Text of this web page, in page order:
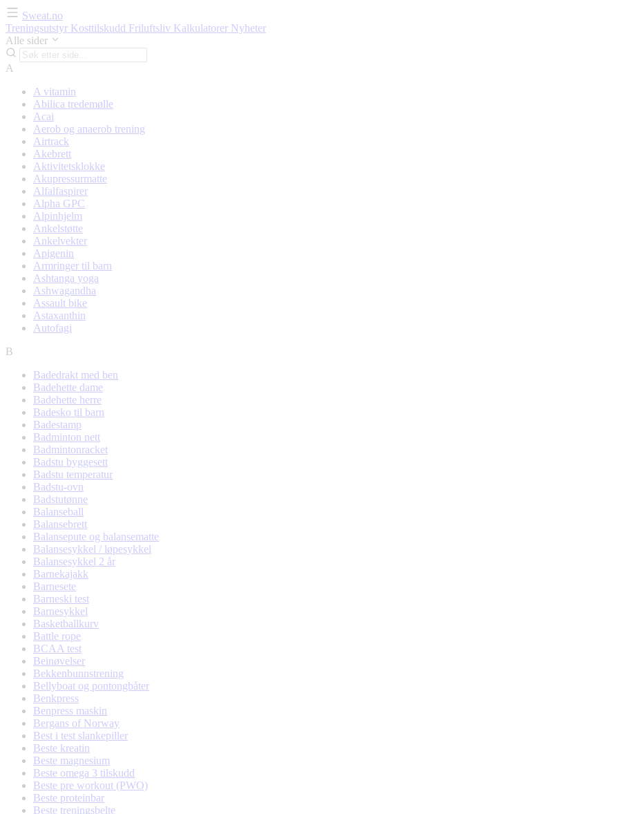
Sweat.no
Treningsutstyr Kosttilskudd Friluftsliv Kalkulatorer Nyheter
Alle sider
A
A vitamin
Abilica tredemølle
Acai
Aerob og anaerob trening
Airtrack
Akebrett
Aktivitetsklokke
Akupressurmatte
Alfalfaspirer
Alpha GPC
Alpinhjelm
Ankelstøtte
Ankelvekter
Apigenin
Armringer til barn
Ashtanga yoga
Ashwagandha
Assault bike
Astaxanthin
Autofagi
B
Badedrakt med ben
Badehette dame
Badehette herre
Badesko til barn
Badestamp
Badminton nett
Badmintonracket
Badstu byggesett
Badstu temperatur
Badstu-ovn
Badstutønne
Balanseball
Balansebrett
Balansepute og balansematte
Balansesykkel / løpesykkel
Balansesykkel 2 år
Barnekajakk
Barnesete
Barneski test
Barnesykkel
Basketballkurv
Battle rope
BCAA test
Beinøvelser
Bekkenbunnstrening
Bellyboat og pontongbåter
Benkpress
Benpress maskin
Bergans of Norway
Best i test slankepiller
Beste kreatin
Beste magnesium
Beste omega 3 tilskudd
Beste pre workout (PWO)
Beste proteinbar
Beste treningsbelte